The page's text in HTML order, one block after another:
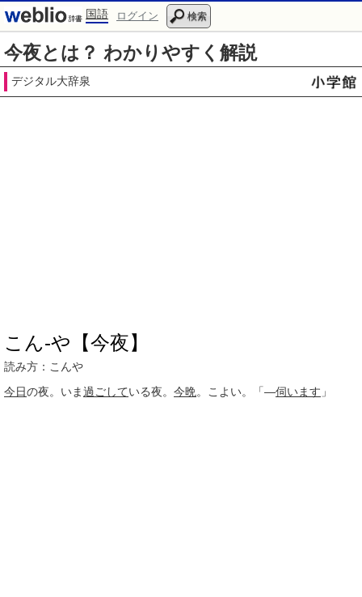
国語 ログイン 検索
今夜とは？ わかりやすく解説
デジタル大辞泉
こん‐や【今夜】
読み方：こんや
今日の夜。いま過ごしている夜。 今晩。こよい。「―伺います 」